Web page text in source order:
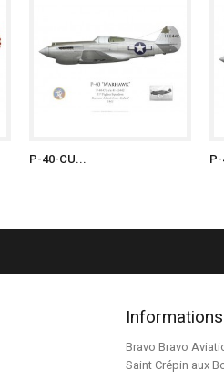
P-40-CU...
Bravo Bravo
Saint Crépin aux